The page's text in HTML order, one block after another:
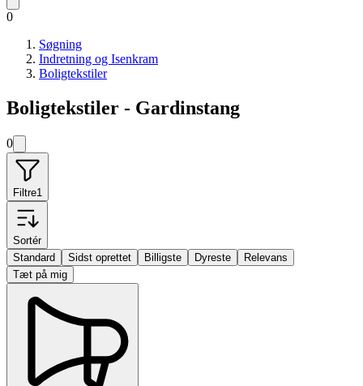
0
Søgning
Indretning og Isenkram
Boligtekstiler
Boligtekstiler - Gardinstang
0
Filtre1
Sortér
Standard
Sidst oprettet Billigste Dyreste
Relevans
Tæt på mig